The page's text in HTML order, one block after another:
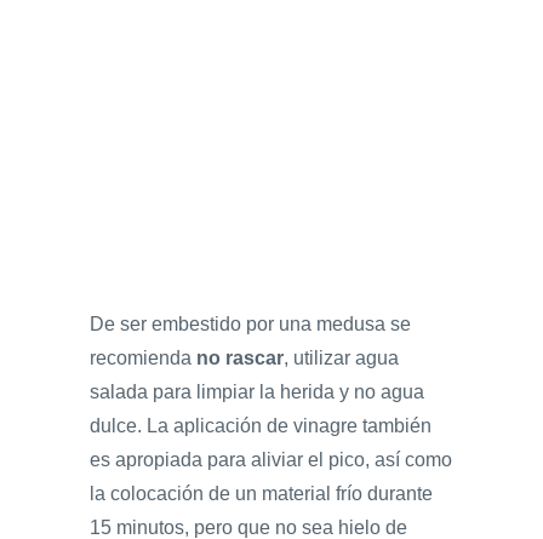
De ser embestido por una medusa se
recomienda no rascar, utilizar agua
salada para limpiar la herida y no agua
dulce. La aplicación de vinagre también
es apropiada para aliviar el pico, así como
la colocación de un material frío durante
15 minutos, pero que no sea hielo de